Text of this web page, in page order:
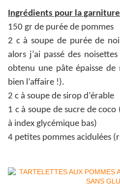
Ingrédients pour la
150 gr de purée de pommes
2 c à soupe de purée de
alors j’ai passé des
obtenu une pâte épaisse
bien l’affaire !).
2 c à soupe de sirop d’érable
1 c à soupe de sucre de
à index glycémique bas)
4 petites pommes acidulées